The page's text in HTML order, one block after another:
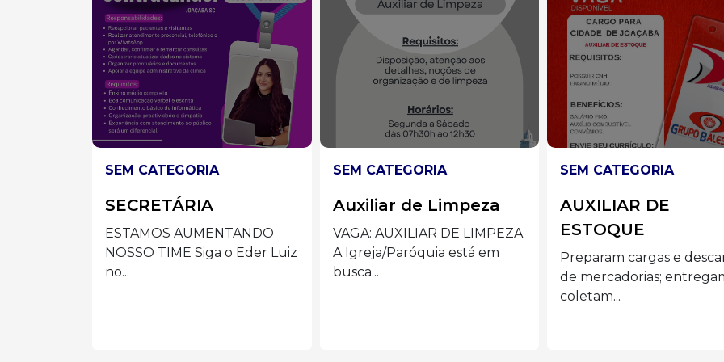
SEM CATEGORIA
Auxiliar de Limpeza
VAGA: AUXILIAR DE LIMPEZA
A Igreja/Paróquia está em
busca...
SEM CATEGORIA
AUXILIAR DE
ESTOQUE
Preparam cargas e descargas
de mercadorias; entregam e
SEM CATEGORIA
Auxiliar de Cozinha
Preferencialmente
acima de 40 anos com
disponibilidade de...